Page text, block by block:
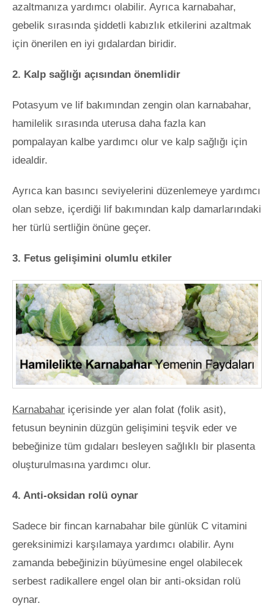
azaltmanıza yardımcı olabilir. Ayrıca karnabahar,
gebelik sırasında şiddetli kabızlık etkilerini azaltmak
için önerilen en iyi gıdalardan biridir.
2. Kalp sağlığı açısından önemlidir
Potasyum ve lif bakımından zengin olan karnabahar,
hamilelik sırasında uterusa daha fazla kan
pompalayan kalbe yardımcı olur ve kalp sağlığı için
idealdir.
Ayrıca kan basıncı seviyelerini düzenlemeye yardımcı
olan sebze, içerdiği lif bakımından kalp damarlarındaki
her türlü sertliğin önüne geçer.
3. Fetus gelişimini olumlu etkiler
Karnabahar içerisinde yer alan folat (folik asit),
fetusun beyninin düzgün gelişimini teşvik eder ve
bebeğinize tüm gıdaları besleyen sağlıklı bir plasenta
oluşturulmasına yardımcı olur.
4. Anti-oksidan rolü oynar
Sadece bir fincan karnabahar bile günlük C vitamini
gereksinimizi karşılamaya yardımcı olabilir. Aynı
zamanda bebeğinizin büyümesine engel olabilecek
serbest radikallere engel olan bir anti-oksidan rolü
oynar.